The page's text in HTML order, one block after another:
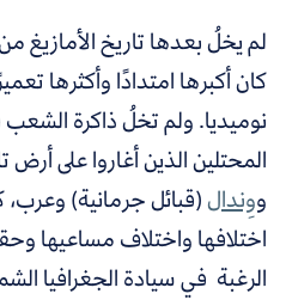
لم يخلُ بعدها تاريخ الأمازيغ
كان أكبرها امتدادًا وأكثرها
نوميديا.ولم تخلُ ذاكرة
المحتلين الذين أغاروا على أرض
ووِندال(قبائل جرمانية) وعرب،
اختلافها واختلاف مساعيها
الرغبة في سيادة الجغرافيا